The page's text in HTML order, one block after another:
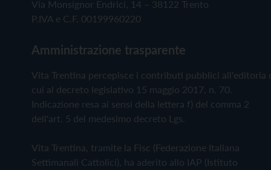
Via Monsignor Endrici, 14 – 38122 Trento
P.IVA e C.F. 00199960220
Amministrazione trasparente
Vita Trentina percepisce i contributi pubblici all'editoria
cui al decreto legislativo 15 maggio 2017, n. 70.
Indicazione resa ai sensi della lettera f) del comma 2
dell'art. 5 del medesimo decreto Lgs.
Vita Trentina, tramite la Fisc (Federazione Italiana
Settimanali Cattolici), ha aderito allo IAP (Istituto